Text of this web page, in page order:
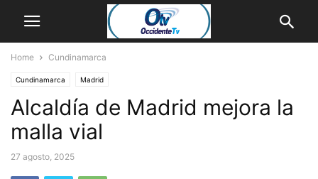
Home Cundinamarca
Cundinamarca Madrid
Alcaldía de Madrid mejora la
malla vial
27 agosto, 2025